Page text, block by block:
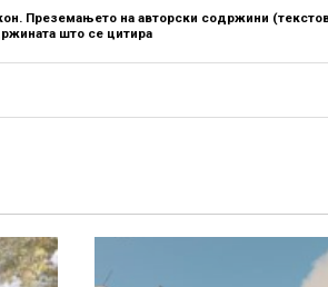
Преземањето на авторски содржини
што се цитира